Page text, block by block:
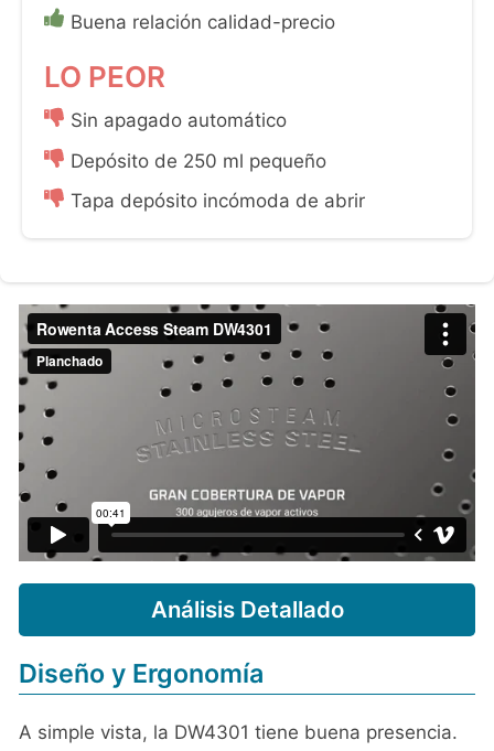
Buena relación calidad-precio
Sin apagado automático
Depósito de 250 ml pequeño
Tapa depósito incómoda de abrir
Análisis Detallado
Diseño y Ergonomía
A simple vista, la DW4301 tiene buena presencia.